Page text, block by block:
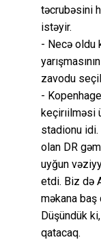
təcrubəsini
istəyir.
- Necə oldu
zavodu
-
keçirıilməsi
stadionu idi.
olan DR
uyğun
etdi. Biz də
məkana baş
Düşündük
qatacaq.